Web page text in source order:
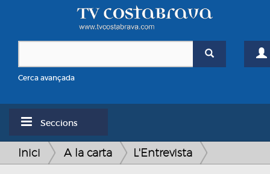
Cerca avançada
Seccions
Inici A la carta L'Entrevista